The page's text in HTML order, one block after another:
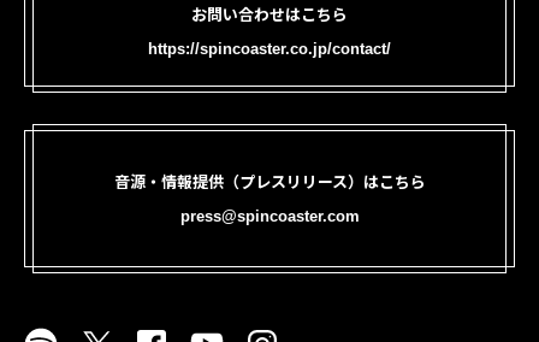
お問い合わせはこちら
https://spincoaster.co.jp/contact/
音源・情報提供（プレスリリース）はこちら
press@spincoaster.com